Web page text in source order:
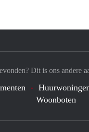
Dit is ons andere
Woonboten